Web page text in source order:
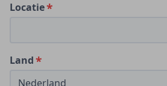
Locatie
Land